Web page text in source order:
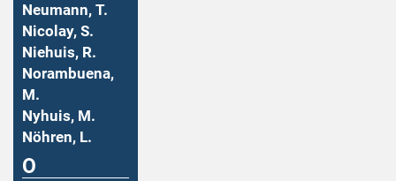
Neumann, T.
Nicolay, S.
Niehuis, R.
Norambuena,
M.
Nyhuis, M.
Nöhren, L.
O